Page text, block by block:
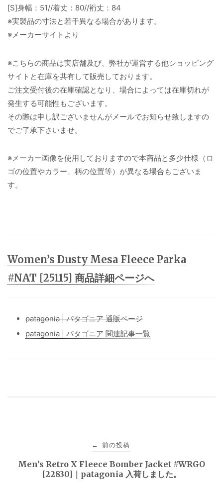
[S]身幅：51//着丈：80//裄丈：84
※実製品の寸法と若干異なる場合があります。
※メーカーサイトより
※こちらの商品は実店舗及び、弊社が運営する他ショッピング
サイトと在庫を共有して販売しております。
ご注文受付後の在庫確認となり、場合によっては在庫切れが
発生する可能性もございます。
その際は申し訳ございませんがメールでお知らせ致しますの
でご了承下さいませ。
※メーカー画像を使用しておりますので本商品と多少仕様（ロ
ゴの位置やカラー、柄の位置等）が異なる場合もございま
す。
Women’s Dusty Mesa Fleece Parka
#NAT [25115] 商品詳細ページへ
patagonia | パタゴニア 通販ページ
patagonia | パタゴニア 関連記事一覧
← 前の投稿
Men’s Retro X Fleece Bomber Jacket #WRGO
[22830]｜patagonia 入荷しました。